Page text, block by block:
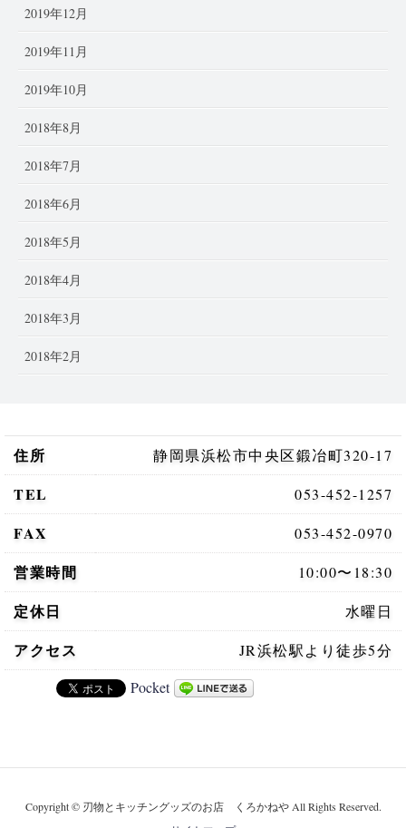
2019年12月
2019年11月
2019年10月
2018年8月
2018年7月
2018年6月
2018年5月
2018年4月
2018年3月
2018年2月
住所 静岡県浜松市中央区鍛冶町320-17
TEL 053-452-1257
FAX 053-452-0970
営業時間 10:00〜18:30
定休日 水曜日
アクセス JR浜松駅より 徒歩5分
Pocket
Copyright © 刃物とキッチングッズのお店 くろかねや All Rights Reserved.